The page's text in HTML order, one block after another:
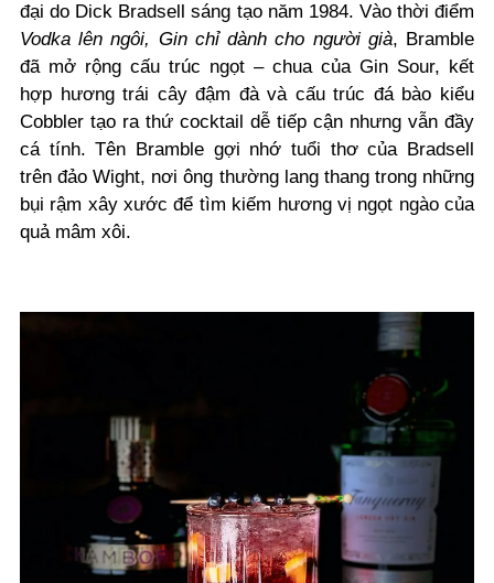
đại do Dick Bradsell sáng tạo năm 1984. Vào thời điểm
Vodka lên ngôi, Gin chỉ dành cho người già, Bramble
đã mở rộng cấu trúc ngọt – chua của Gin Sour, kết
hợp hương trái cây đậm đà và cấu trúc đá bào kiểu
Cobbler tạo ra thứ cocktail dễ tiếp cận nhưng vẫn đầy
cá tính. Tên Bramble gợi nhớ tuổi thơ của Bradsell
trên đảo Wight, nơi ông thường lang thang trong những
bụi rậm xây xước để tìm kiếm hương vị ngọt ngào của
quả mâm xôi.